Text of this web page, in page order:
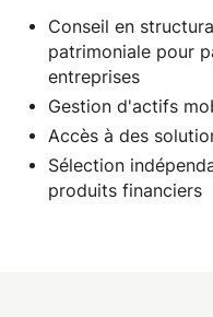
Conseil en
patrimoniale pour
entreprises
Gestion d'actifs
Accès à des
Sélection
produits financiers